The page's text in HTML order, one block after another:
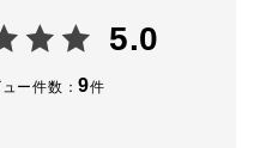
5.0
ー件数：9件